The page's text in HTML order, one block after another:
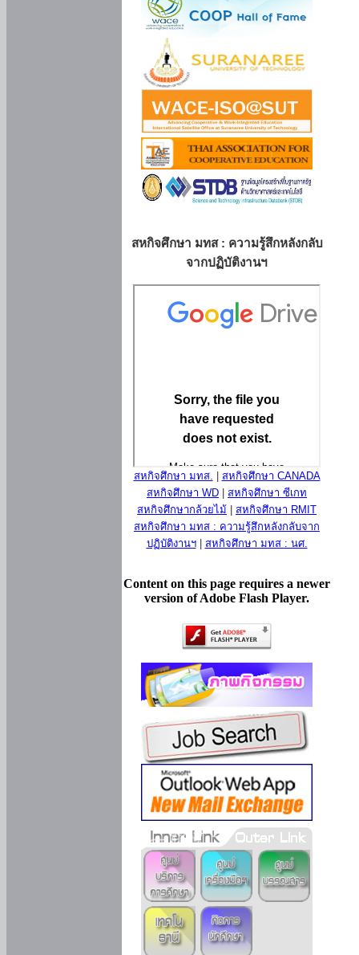
สหกิจศึกษา มทส : ความรู้สึกหลังกลับ
จากปฏิบัติงานฯ
สหกิจศึกษา มทส.
สหกิจศึกษา CANADA
สหกิจศึกษา WD
สหกิจศึกษา ซีเกท
สหกิจศึกษากล้วยไม้
สหกิจศึกษา RMIT
สหกิจศึกษา มทส : ความรู้สึกหลังกลับจาก
ปฏิบัติงานฯ| สหกิจศึกษา มทส : นศ.
Content on this page requires a newer
version of Adobe Flash Player.